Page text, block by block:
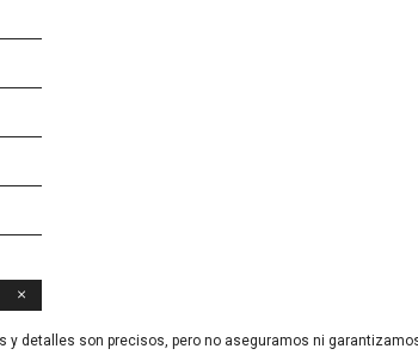
y detalles son precisos, pero no aseguramos ni